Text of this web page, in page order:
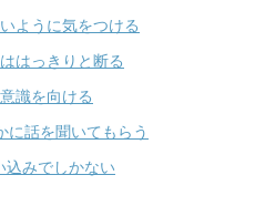
ように気をつける
はっきりと断る
識を向ける
に話を聞いてもらう
込みでしかない